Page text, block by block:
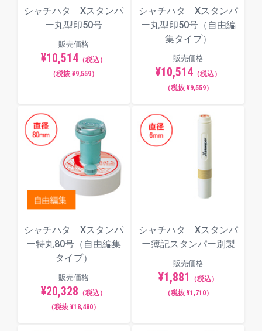
シャチハタ Xスタンパ
ー丸型印50号
販売価格
¥10,514 （税込）
（税抜 ¥9,559）
シャチハタ Xスタンパ
ー丸型印50号（自由編
集タイプ）
販売価格
¥10,514 （税込）
（税抜 ¥9,559）
シャチハタ Xスタンパ
ー特丸80号（自由編集
タイプ）
販売価格
¥20,328 （税込）
（税抜 ¥18,480）
シャチハタ Xスタンパ
ー簿記スタンパー別製
販売価格
¥1,881
（税込）
（税抜 ¥1,710）